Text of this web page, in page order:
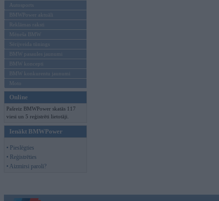
Autosports
BMWPower aktuāli
Reklāmas raksti
Mēneša BMW
Sērijveida tūnings
BMW pasaules jaunumi
BMW koncepti
BMW konkurentu jaunumi
Moto
Online
Pašreiz BMWPower skatās 117
viesi un 5 reģistrēti lietotāji.
Ienākt BMWPower
• Pieslēgties
• Reģistrēties
• Aizmirsi paroli?